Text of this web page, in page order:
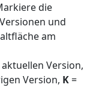
die
und
am
Version,
Version, K=